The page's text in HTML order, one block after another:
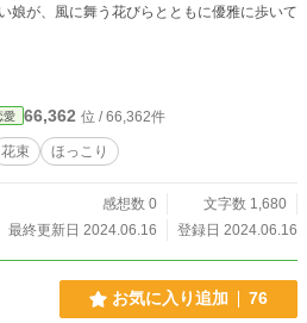
娘が、風に舞う花びらとともに優雅に歩いて
愛 66,362 位 / 66,362件
花束 ほっこり
感想数 0
文字数 1,680
最終更新日 2024.06.16
登録日 2024.06.16
お気に入り追加 76